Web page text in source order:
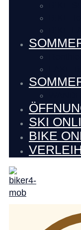
SKI
BIKE
VERLEIH